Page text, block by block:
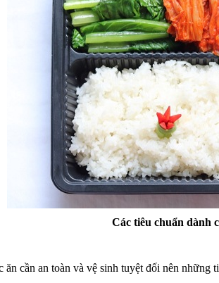
Các tiêu chuẩn dành
cần an toàn và vệ sinh tuyệt đối nên những